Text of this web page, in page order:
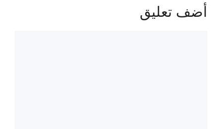
أضف تعليق